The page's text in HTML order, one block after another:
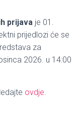
prijava je 01.
prijedlozi će se
za
2026. u 14:00
ovdje.